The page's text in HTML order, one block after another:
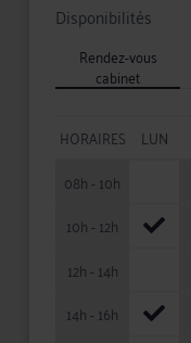
Disponibilités
Rendez-vous
cabinet
HORAIRES LUN
08h - 10h
10h - 12h
12h - 14h
14h - 16h